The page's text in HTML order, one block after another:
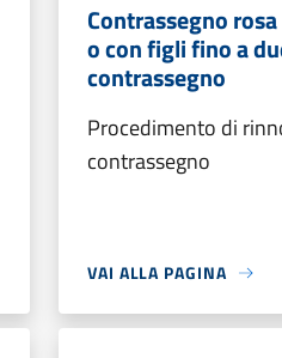
Contrassegno
o con figli fino a
contrassegno
Procedimento di
contrassegno
VAI ALLA PAGINA